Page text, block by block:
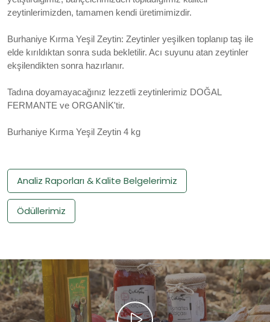
zeytinlerimizden, tamamen kendi üretimimizdir.
Burhaniye Kırma Yeşil Zeytin: Zeytinler yeşilken toplanıp taş ile
elde kırıldıktan sonra suda bekletilir. Acı suyunu atan zeytinler
ekşilendikten sonra hazırlanır.
Tadına doyamayacağınız lezzetli zeytinlerimiz DOĞAL
FERMANTE ve ORGANİK'tir.
Burhaniye Kırma Yeşil Zeytin 4 kg
Analiz Raporları & Kalite Belgelerimiz
Ödüllerimiz